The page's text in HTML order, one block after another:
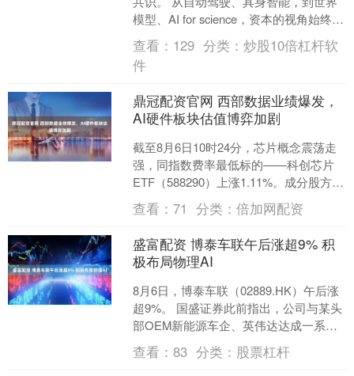
模型、AI for science，资本的视角始终锁
定在AI如何作用于真实物....
查看： 129 分类：炒股10倍杠杆软
件
鼎冠配资官网 西部数据业绩爆发，
AI硬件板块估值博弈加剧
截至8月6日10时24分，芯片概念震荡走
强，同指数费率最低标的——科创芯片
ETF（588290）上涨1.11%。成分股方
面，盛科通信-U上涨5.49%，屹唐股份....
查看：71 分类：倍加网配资
盛富配资 博泰车联午后涨超9% 积
极布局物理AI
8月6日，博泰车联（02889.HK）午后涨
超9%。 国盛证券此前指出，公司与某头
部OEM新能源车企、英伟达达成一系列
深度合作，推进AI box解决方案，进一
步....
查看：83 分类： 股票杠杆